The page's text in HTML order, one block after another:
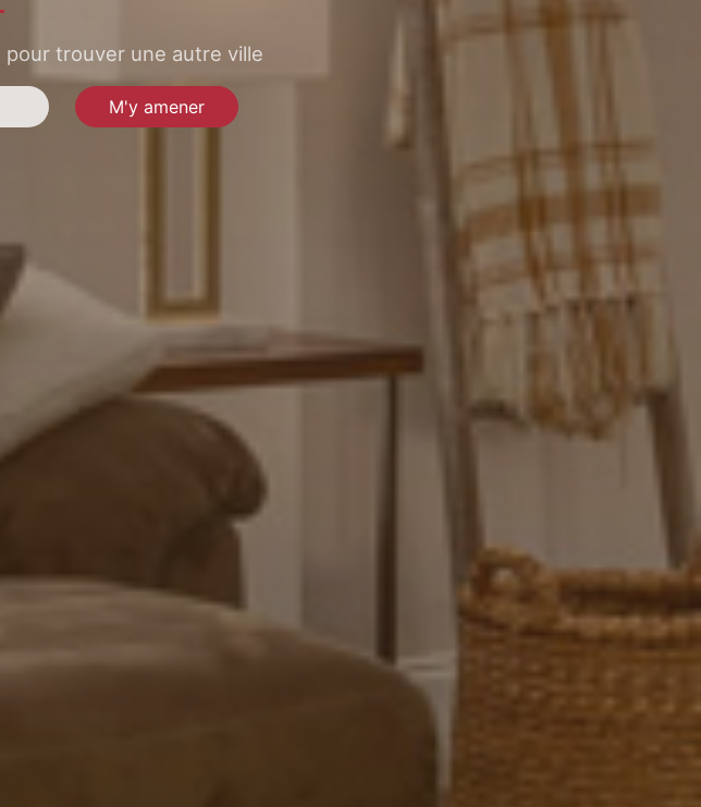
trouver une autre ville
M'y amener